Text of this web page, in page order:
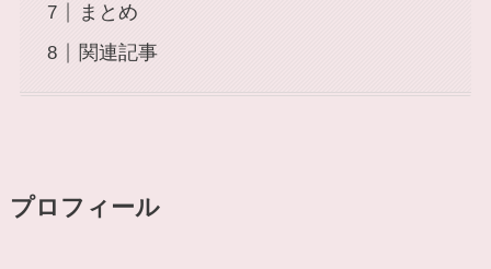
まとめ
関連記事
プロフィール